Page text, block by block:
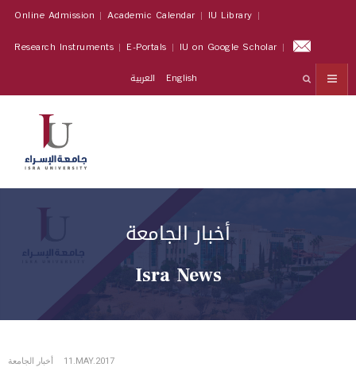
Online Admission Academic Calendar
IU Library
Research Instruments
E-Portals
IU on Google Scholar
English
أخبار الجامعة
Isra News
أخبار الجامعة 11.MAY.2017